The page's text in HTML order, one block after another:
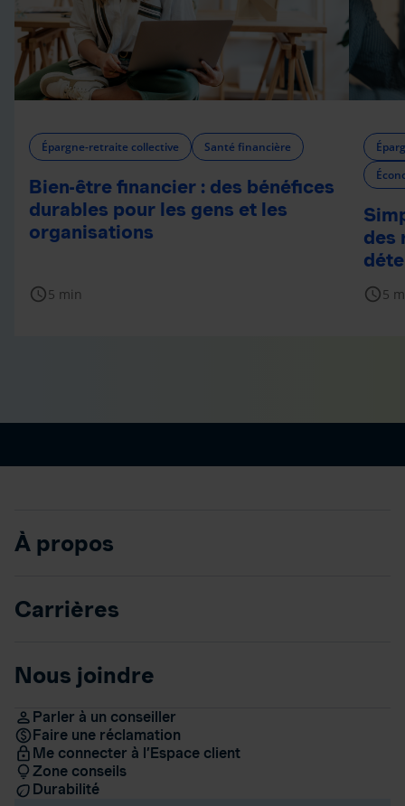
Épargne-retraite collective Santé financière
Bien-être financier : des bénéfices
durables pour les gens et les
organisations
schedule5 min
des
schedule5
À propos
Carrières
Nous joindre
Parler à un conseiller
Faire une réclamation
Me connecter à l’Espace client
Zone conseils
Durabilité